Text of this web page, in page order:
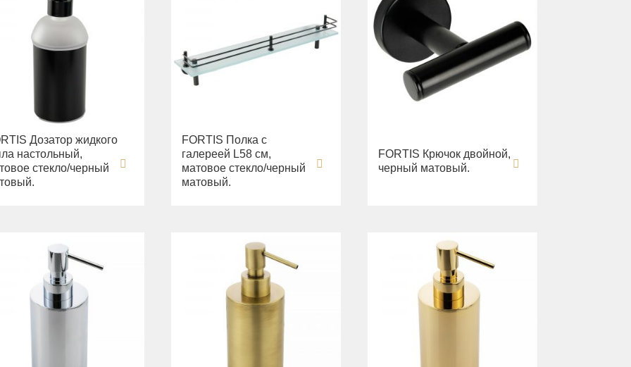
Дозатор жидкого
настольный,
стекло/черный
FORTIS Полка c
галереей L58 см,
матовое стекло/черный
матовый.
FORTIS Крючок двойной,
черный матовый.